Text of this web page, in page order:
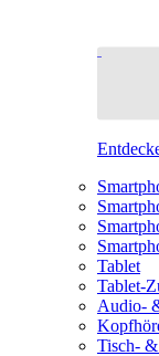
Tablet
Tablet-
Audio-
Tisch-